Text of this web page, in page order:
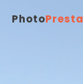
PhotoPresta